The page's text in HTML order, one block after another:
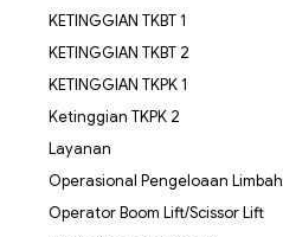
KETINGGIAN TKBT 1
KETINGGIAN TKBT 2
KETINGGIAN TKPK 1
Ketinggian TKPK 2
Layanan
Operasional Pengeloaan Limbah
Operator Boom Lift/Scissor Lift